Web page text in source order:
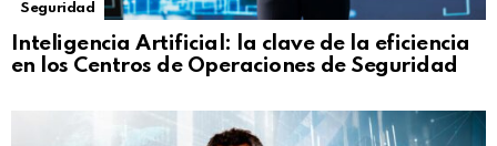
Seguridad
Inteligencia Artificial: la clave de la eficiencia
en los Centros de Operaciones de Seguridad